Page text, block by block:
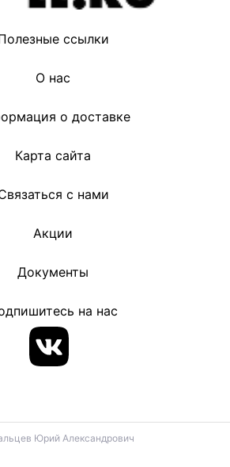
ссылки
О нас
о доставке
Карта сайта
с нами
Акции
Документы
на нас
Юрий Александрович